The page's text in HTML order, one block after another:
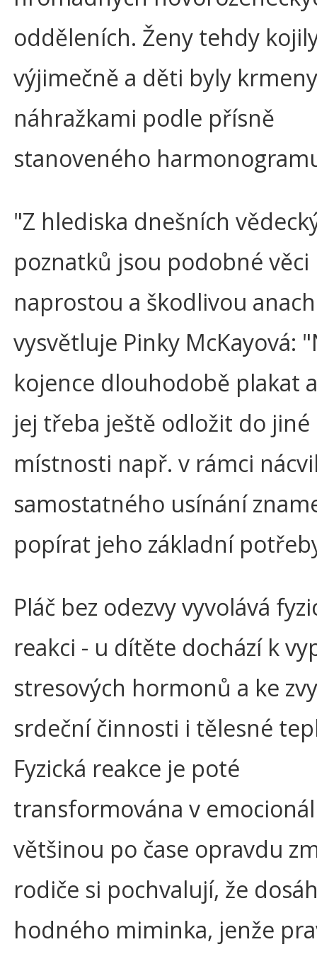
odděleních. Ženy tehdy
výjimečně a děti byly krmeny
náhražkami podle přísně
stanoveného
"Z hlediska dnešních
poznatků jsou podobné věci
naprostou a škodlivou
vysvětluje Pinky McKayová:
kojence dlouhodobě plakat
jej třeba ještě odložit do jiné
místnosti např. v rámci
samostatného usínání
popírat jeho základní
Pláč bez odezvy vyvolává
reakci - u dítěte dochází k
stresových hormonů a ke
srdeční činnosti i tělesné
Fyzická reakce je poté
transformována v
většinou po čase opravdu
rodiče si pochvalují, že
hodného miminka, jenže